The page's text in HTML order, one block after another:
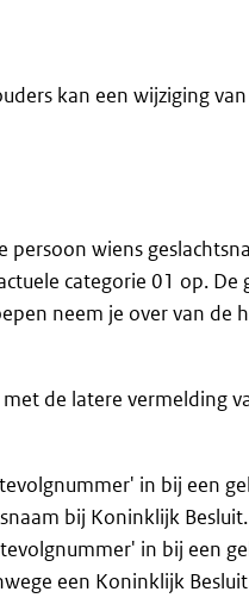
kan een wijziging
wiens
categorie 01 op.
neem je over van de
de latere vermelding
in bij een
bij Koninklijk Besluit.
in bij een
een Koninklijk